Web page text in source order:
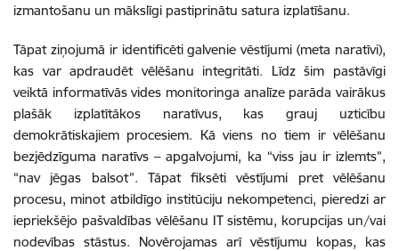
izmantošanu un mākslīgi pastiprinātu satura izplatīšanu.
Tāpat ziņojumā ir identificēti galvenie vēstījumi (meta naratīvi),
kas var apdraudēt vēlēšanu integritāti. Līdz šim pastāvīgi
veiktā informatīvās vides monitoringa analīze parāda vairākus
plašāk izplatītākos naratīvus, kas grauj uzticību
demokrātiskajiem procesiem. Kā viens no tiem ir vēlēšanu
bezjēdzīguma naratīvs – apgalvojumi, ka “viss jau ir izlemts”,
“nav jēgas balsot”. Tāpat fiksēti vēstījumi pret vēlēšanu
procesu, minot atbildīgo institūciju nekompetenci, pieredzi ar
iepriekšējo pašvaldības vēlēšanu IT sistēmu, korupcijas un/vai
nodevības stāstus. Novērojamas arī vēstījumu kopas, kas